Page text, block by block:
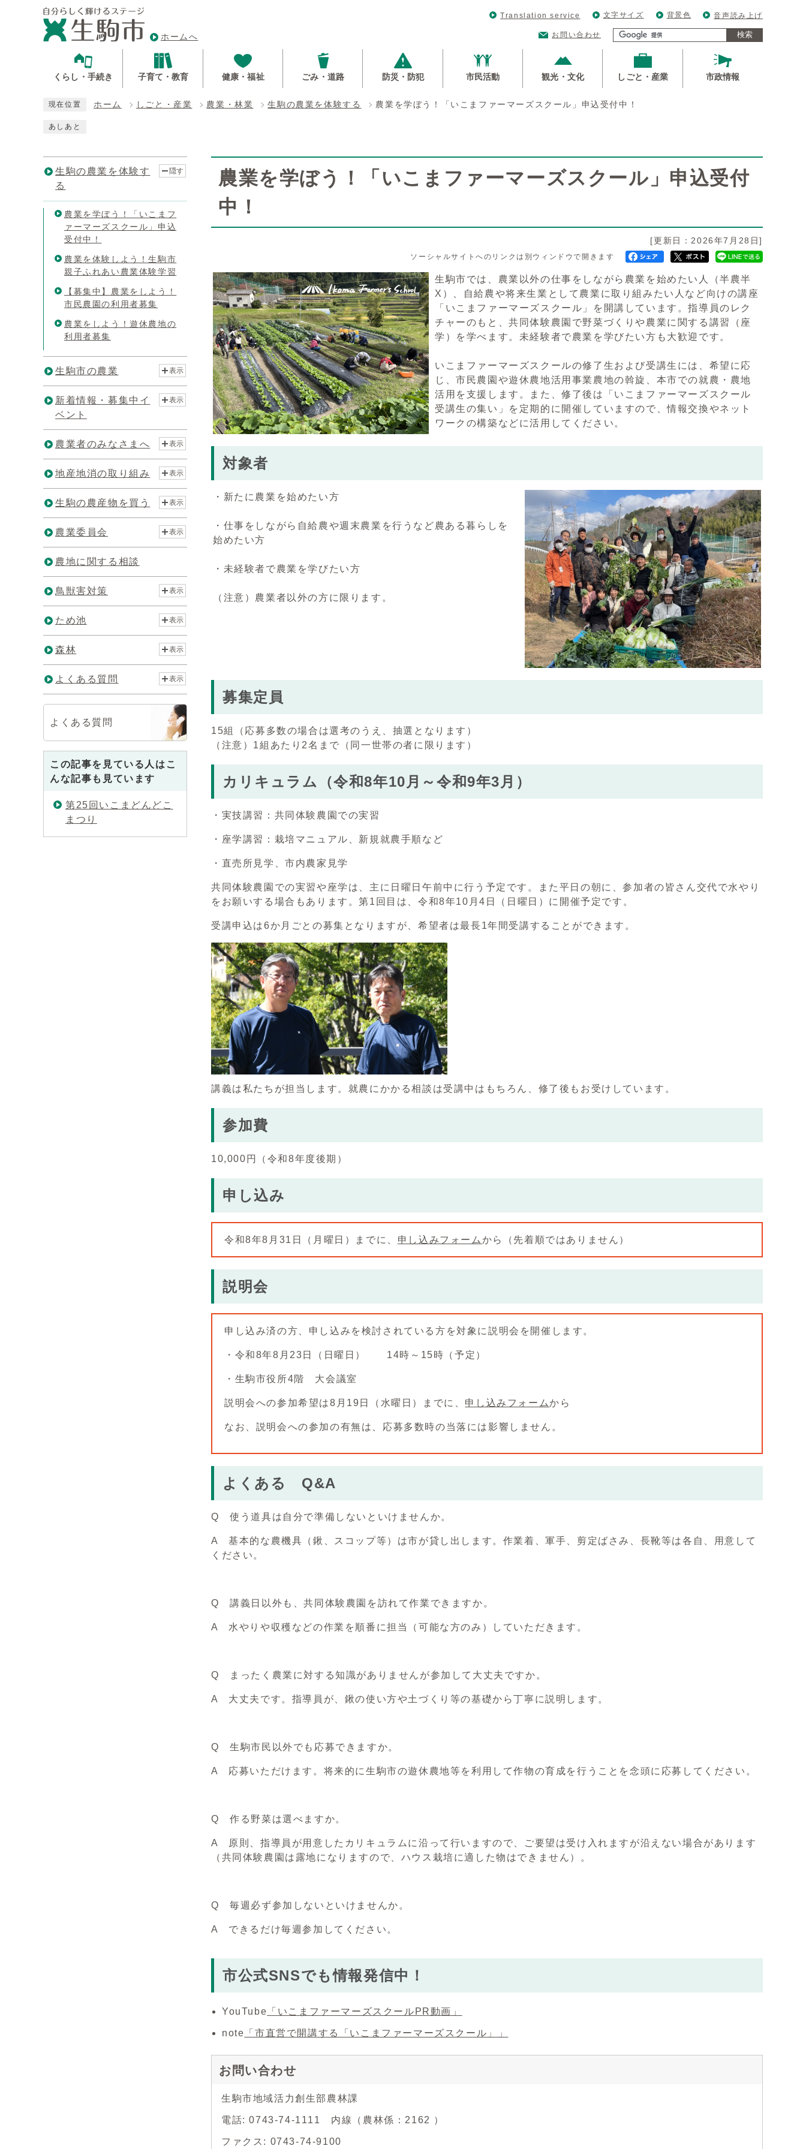
ホームへ
Translation service 文字サイズ 背景色 音声読み上げ
お問い合わせ 検索
くらし・手続き 子育て・教育 健康・福祉 ごみ・道路 防災・防犯 市民活動 観光・文化 しごと・産業 市政情報
現在位置 ホーム しごと・産業 農業・林業 生駒の農業を体験する 農業を学ぼう！「いこまファーマーズスクール」申込受付中！
あしあと
農業を学ぼう！「いこまファーマーズスクール」申込受付
中！
[更新日：2026年7月28日]
ソーシャルサイトへのリンクは別ウィンドウで開きます
生駒市では、農業以外の仕事をしながら農業を始めたい人（半農半
X）、自給農や将来生業として農業に取り組みたい人など向けの講座
「いこまファーマーズスクール」を開講しています。指導員のレク
チャーのもと、共同体験農園で野菜づくりや農業に関する講習（座
学）を学べます。未経験者で農業を学びたい方も大歓迎です。
いこまファーマーズスクールの修了生および受講生には、希望に応
じ、市民農園や遊休農地活用事業農地の斡旋、本市での就農・農地
活用を支援します。また、修了後は「いこまファーマーズスクール
受講生の集い」を定期的に開催していますので、情報交換やネット
ワークの構築などに活用してください。
対象者
・新たに農業を始めたい方
・仕事をしながら自給農や週末農業を行うなど農ある暮らしを
始めたい方
・未経験者で農業を学びたい方
（注意）農業者以外の方に限ります。
募集定員
15組（応募多数の場合は選考のうえ、抽選となります）
（注意）1組あたり2名まで（同一世帯の者に限ります）
カリキュラム（令和8年10月～令和9年3月）
・実技講習：共同体験農園での実習
・座学講習：栽培マニュアル、新規就農手順など
・直売所見学、市内農家見学
共同体験農園での実習や座学は、主に日曜日午前中に行う予定です。また平日の朝に、参加者の皆さん交代で水やり
をお願いする場合もあります。第1回目は、令和8年10月4日（日曜日）に開催予定です。
受講申込は6か月ごとの募集となりますが、希望者は最長1年間受講することができます。
講義は私たちが担当します。就農にかかる相談は受講中はもちろん、修了後もお受けしています。
参加費
10,000円（令和8年度後期）
申し込み
令和8年8月31日（月曜日）までに、 申し込みフォーム から（先着順ではありません）
説明会
申し込み済の方、申し込みを検討されている方を対象に説明会を開催します。
・令和8年8月23日（日曜日） 14時～15時（予定）
・生駒市役所4階 大会議室
説明会への参加希望は8月19日（水曜日）までに、 申し込みフォームから
なお、説明会への参加の有無は、応募多数時の当落には影響しません。
よくある Q&A
Q 使う道具は自分で準備しないといけませんか。
A 基本的な農機具（鍬、スコップ等）は市が貸し出します。作業着、軍手、剪定ばさみ、長靴等は各自、用意して
ください。
Q 講義日以外も、共同体験農園を訪れて作業できますか。
A 水やりや収穫などの作業を順番に担当（可能な方のみ）していただきます。
Q まったく農業に対する知識がありませんが参加して大丈夫ですか。
A 大丈夫です。指導員が、鍬の使い方や土づくり等の基礎から丁寧に説明します。
Q 生駒市民以外でも応募できますか。
A 応募いただけます。将来的に生駒市の遊休農地等を利用して作物の育成を行うことを念頭に応募してください。
Q 作る野菜は選べますか。
A 原則、指導員が用意したカリキュラムに沿って行いますので、ご要望は受け入れますが沿えない場合があります
（共同体験農園は露地になりますので、ハウス栽培に適した物はできません）。
Q 毎週必ず参加しないといけませんか。
A できるだけ毎週参加してください。
市公式SNSでも情報発信中！
YouTube 「いこまファーマーズスクールPR動画」
note 「市直営で開講する「いこまファーマーズスクール」」
お問い合わせ
生駒市地域活力創生部農林課
電話: 0743-74-1111 内線（農林係：2162 ）
ファクス: 0743-74-9100
生駒の農業を体験す
る
隠す
農業を学ぼう！「いこまフ
ァーマーズスクール」申込
受付中！
農業を体験しよう！生駒市
親子ふれあい農業体験学習
【募集中】農業をしよう！
市民農園の利用者募集
農業をしよう！遊休農地の
利用者募集
生駒市の農業 表示
新着情報・募集中イ
ベント
表示
農業者のみなさまへ 表示
地産地消の取り組み 表示
生駒の農産物を買う 表示
農業委員会 表示
農地に関する相談
鳥獣害対策 表示
ため池 表示
森林 表示
よくある質問 表示
よくある質問
この記事を見ている人はこ
んな記事も見ています
第25回いこまどんどこ
まつり